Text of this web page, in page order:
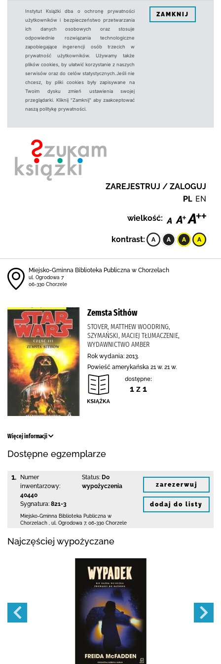
Instytut Książki dba o ochronę prywatności
użytkowników i bezpieczeństwo przetwarzania
ich danych osobowych oraz stosuje
odpowiednie rozwiązania technologiczne
zapobiegające ingerencji osób trzecich w
prywatność użytkowników. Używamy także
plików cookies, by ułatwić korzystanie z naszych
serwisów oraz do celów statystycznych.Jeśli nie
chcesz, by pliki cookies były zapisywane na
Twoim dysku zmień ustawienia swojej
przeglądarki. Kliknij "Zamknij" aby zaakceptować
naszą politykę prywatności.
ZAMKNIJ
ZAREJESTRUJ / ZALOGUJ
PL EN
wielkość:
kontrast:
Miejsko-Gminna Biblioteka Publiczna w Chorzelach
ul. Ogrodowa 7
06-330 Chorzele
Zemsta Sithów
STOVER, MATTHEW WOODRING,
SZYMAŃSKI, MACIEJ TŁUMACZENIE,
WYDAWNICTWO AMBER
Rok wydania: 2013.
Powieść amerykańska 21 w. 21 w.
dostępne:
1 z 1
Więcej informacji
Dostępne egzemplarze
1.
Numer
inwentarzowy:
40440
Sygnatura: 821-3
Status: Do
wypożyczenia
Miejsko-Gminna Biblioteka Publiczna w
Chorzelach
ul. Ogrodowa 7, 06-330 Chorzele
zarezerwuj
dodaj do listy
Najczęściej wypożyczane